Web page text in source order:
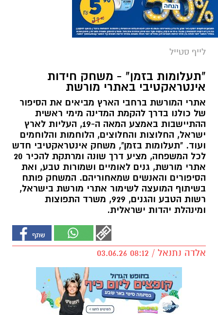
לייף סטייל
"תעלומות בזמן" - משחק חידות
אינטראקטיבי באתרי מורשת
אתרי המורשת ברחבי הארץ מביאים את הסיפור
של כולנו בדרך להקמת המדינה מימי ראשית
ההתיישבות באמצע המאה ה-19, העליות לארץ
ישראל, החלוצות והחלוצים, הלוחמות והלוחמים
ועוד. "תעלומות בזמן", משחק אינטראקטיבי חדש
לכל המשפחה, מציע דרך שונה ומרתקת להכיר 20
אתרי מורשת, גנים לאומיים ושמורות טבע, ואת
הסיפורים והאנשים שמאחוריהם. המשחק פותח
בשיתוף המועצה לשימור אתרי מורשת בישראל,
רשות הטבע והגנים, 929, משרד התפוצות
ומינהלת יהדות ישראלית.
אלדה נתנאל / 08:12 03.06.26